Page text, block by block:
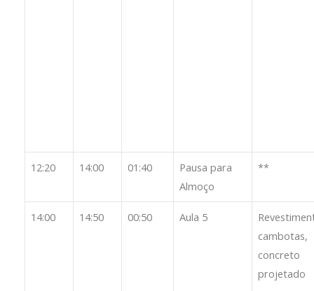
12:20 14:00 01:40
Pausa para
Almoço
**
14:00 14:50 00:50 Aula 5
cambotas,
concreto
projetado